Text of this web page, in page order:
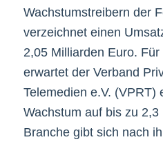
Wachstumstreibern der
verzeichnet einen
2,05 Milliarden Euro.
erwartet der Verband
Telemedien e.V. (VPRT)
Wachstum auf bis zu
Branche gibt sich nach